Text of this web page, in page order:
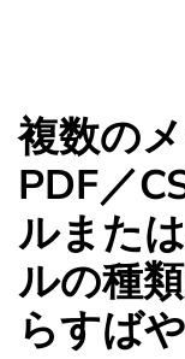
複数の
PDF／
ルまた
ルの種
らすば